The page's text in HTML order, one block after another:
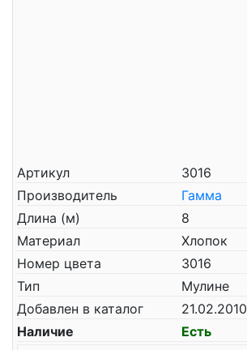
Артикул
3016
Производитель
Гамма
Длина (м)
8
Материал
Хлопок
Номер цвета
3016
Тип
Мулине
Добавлен в каталог
21.02.2010
Наличие
Есть